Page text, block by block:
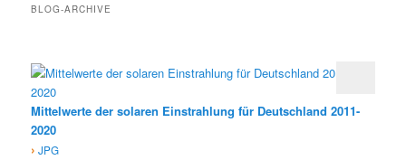
BLOG-ARCHIVE
Mittelwerte der solaren Einstrahlung für Deutschland 2011-
2020
› JPG